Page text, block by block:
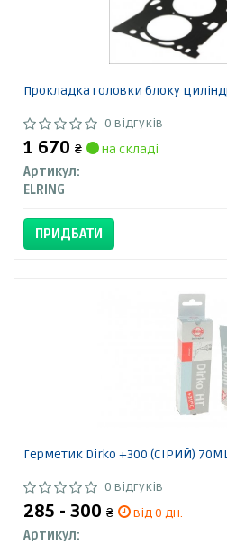
Прокладка головки блоку
0 відгуків
1 670 ₴
на складі
Артикул:
ELRING
ПРИДБАТИ
Герметик Dirko +300 (СІРИЙ)
0 відгуків
285 - 300 ₴
від 0 дн.
Артикул: